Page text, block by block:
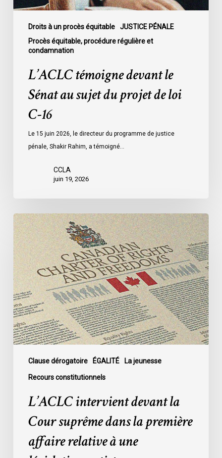
Droits à un procès équitable
JUSTICE PÉNALE
Procès équitable, procédure régulière et
condamnation
L’ACLC témoigne devant le
Sénat au sujet du projet de loi
C-16
Le 15 juin 2026, le directeur du programme de justice
pénale, Shakir Rahim, a témoigné…
CCLA
juin 19, 2026
Clause dérogatoire ÉGALITÉ La jeunesse
Recours constitutionnels
L’ACLC
intervient
devant
la
Cour
suprême
dans
la
première
affaire
Canada
L’ACLC intervient devant la
Cour suprême dans la première
affaire relative à une